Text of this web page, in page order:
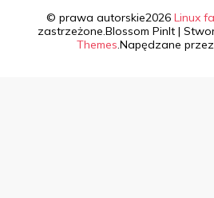
© prawa autorskie2026 Linux
zastrzeżone.Blossom PinIt |
Themes.Napędzane przez